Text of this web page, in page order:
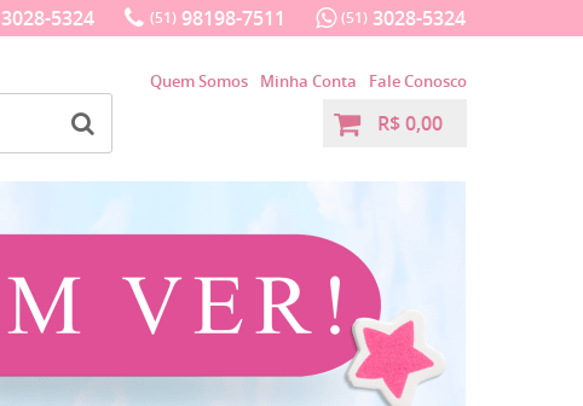
3028-5324 (51) 98198-7511 (51) 3028-5324
Quem Somos Minha Conta Fale Conosco
R$ 0,00